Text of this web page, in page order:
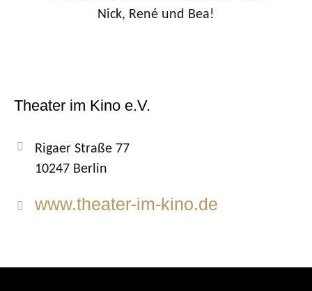
Nick, René und Bea!
Theater im Kino e.V.
Rigaer Straße 77
10247 Berlin
www.theater-im-kino.de